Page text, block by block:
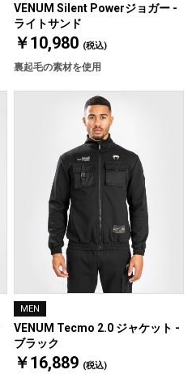
VENUM Silent Powerジョガー -
ライトサンド
￥10,980 (税込)
裏起毛の素材を使用
MEN
VENUM Tecmo 2.0 ジャケット -
ブラック
￥16,889 (税込)